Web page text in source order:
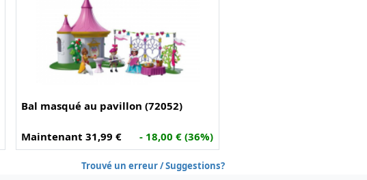
Bal masqué au pavillon (72052)
Maintenant 31,99 € - 18,00 € (36%)
Trouvé un erreur / Suggestions?